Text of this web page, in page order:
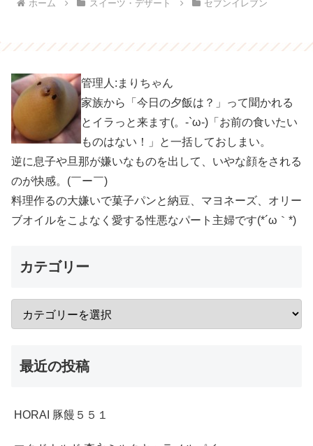
ホーム スイーツ・デザート セブンイレブン
管理人:まりちゃん
家族から「今日の夕飯は？」って聞かれる
とイラっと来ます(。-`ω-)「お前の食いたい
ものはない！」と一括しておしまい。
逆に息子や旦那が嫌いなものを出して、いやな顔をされる
のが快感。(￣ー￣)
料理作るの大嫌いで菓子パンと納豆、マヨネーズ、オリー
ブオイルをこよなく愛する性悪なパート主婦です(*´ω｀*)
カテゴリー
最近の投稿
HORAI 豚饅５５１